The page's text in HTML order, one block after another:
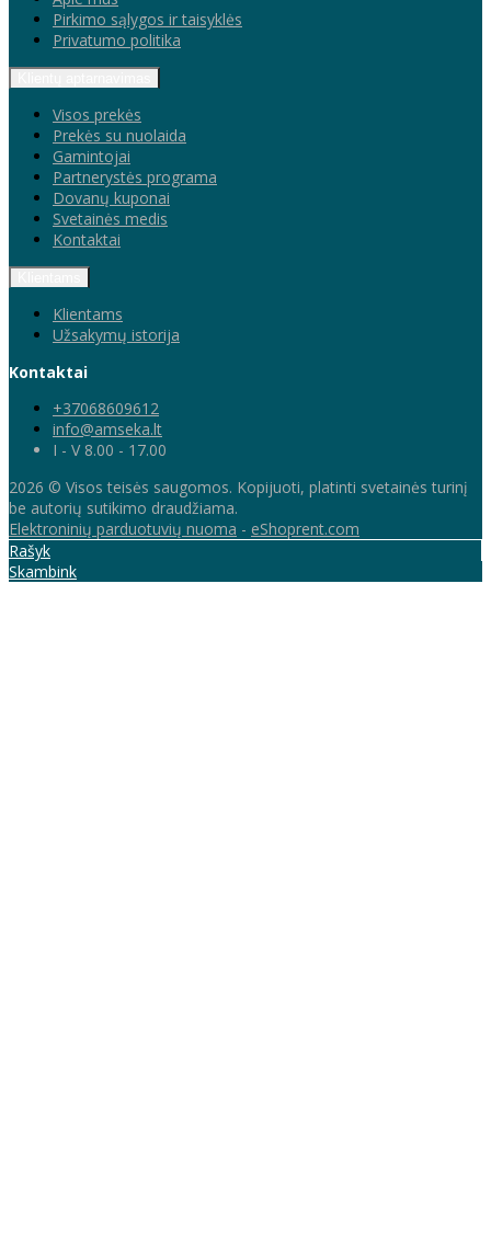
Pirkimo sąlygos ir taisyklės
Privatumo politika
Visos prekės
Prekės su nuolaida
Gamintojai
Partnerystės programa
Dovanų kuponai
Svetainės medis
Kontaktai
Klientams
Užsakymų istorija
Kontaktai
+37068609612
info@amseka.lt
I - V 8.00 - 17.00
2026 © Visos teisės saugomos. Kopijuoti, platinti svetainės turinį
be autorių sutikimo draudžiama.
Elektroninių parduotuvių nuoma - eShoprent.com
Rašyk
Skambink